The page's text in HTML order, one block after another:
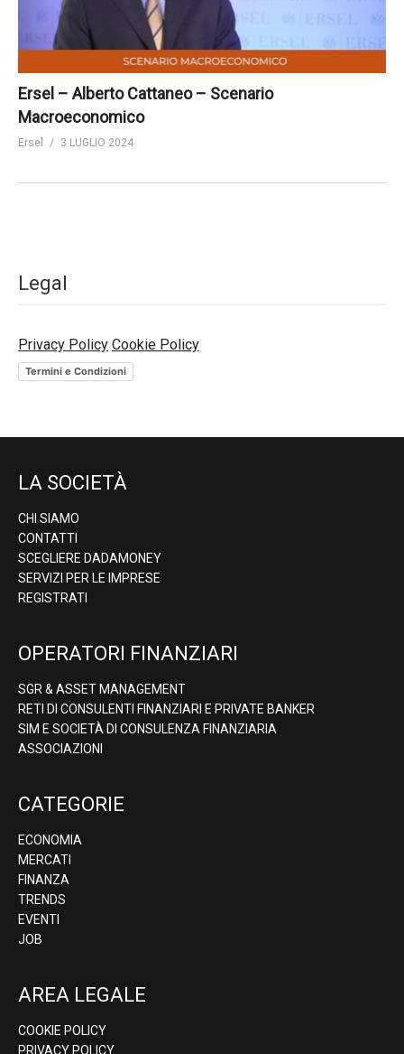
Ersel – Alberto Cattaneo – Scenario
Macroeconomico
Ersel 3 LUGLIO 2024
Legal
Privacy Policy Cookie Policy
Termini e Condizioni
LA SOCIETÀ
CHI SIAMO
CONTATTI
SCEGLIERE DADAMONEY
SERVIZI PER LE IMPRESE
REGISTRATI
OPERATORI FINANZIARI
SGR & ASSET MANAGEMENT
RETI DI CONSULENTI FINANZIARI E PRIVATE BANKER
SIM E SOCIETÀ DI CONSULENZA FINANZIARIA
ASSOCIAZIONI
CATEGORIE
ECONOMIA
MERCATI
FINANZA
TRENDS
EVENTI
JOB
AREA LEGALE
COOKIE POLICY
PRIVACY POLICY